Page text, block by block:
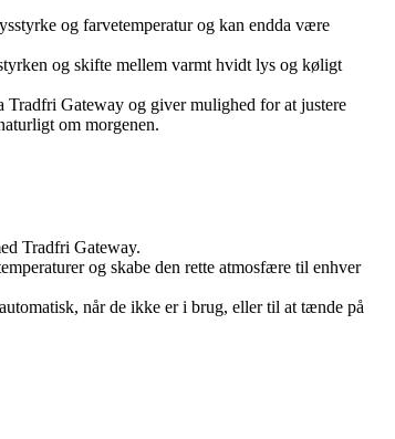
og farvetemperatur og kan endda være
og skifte mellem varmt hvidt lys og køligt
Tradfri Gateway og giver mulighed for at justere
om morgenen.
Tradfri Gateway.
og skabe den rette atmosfære til enhver
når de ikke er i brug, eller til at tænde på